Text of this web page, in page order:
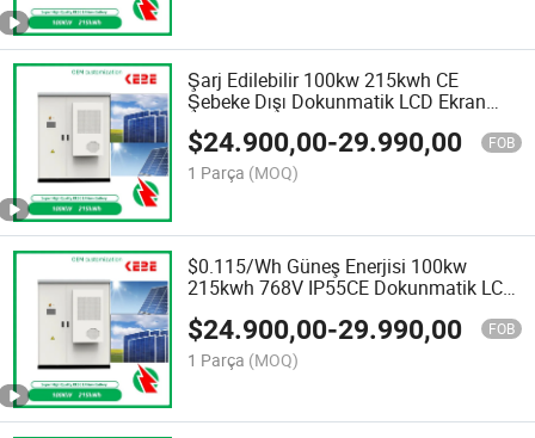
Şarj Edilebilir 100kw 215kwh CE
Şebeke Dışı Dokunmatik LCD Ekran
IEC62619 Güneş Enerjisi Lityum-Ion Pil
768V IP55 Enerji Depolama Güç
Sistemi
$24.900,00-29.990,00 FOB
1 Parça (MOQ)
$0.115/Wh Güneş Enerjisi 100kw
215kwh 768V IP55CE Dokunmatik LCD
Bir Arada Enerji Depolama Güç Sistemi
$24.900,00-29.990,00 FOB
1 Parça (MOQ)